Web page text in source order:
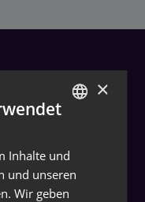
Endbenutzer.
ENGLISH
×
Inhalte und
und unseren
Wir geben